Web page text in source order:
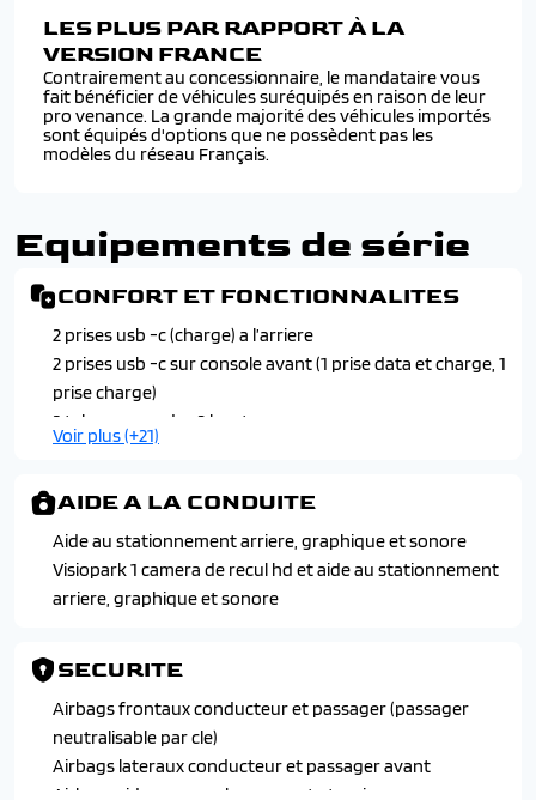
LES PLUS PAR RAPPORT À LA
VERSION FRANCE
Contrairement au concessionnaire, le mandataire vous
fait bénéficier de véhicules suréquipés en raison de leur
pro venance. La grande majorité des véhicules importés
sont équipés d'options que ne possèdent pas les
modèles du réseau Français.
Equipements de série
CONFORT ET FONCTIONNALITES
2 prises usb -c (charge) a l’arriere
2 prises usb -c sur console avant (1 prise data et charge, 1
prise charge)
2 telecommandes 3 boutons
4 poignees de maintien
Banquette arriere avec dossier rabattable 2/3 -1/3 sur
berline
Banquette arriere avec dossier rabattable 40/20/40 sur
sw
Demarrage mains libres
Eclairage d’accueil et d’accompagnement
Eclairage de coffre a lampe
Essuie -vitres avant a declenchement automatique
Frein de stationnement electrique
Voir plus (+21)
AIDE A LA CONDUITE
Aide au stationnement arriere, graphique et sonore
Visiopark 1 camera de recul hd et aide au stationnement
arriere, graphique et sonore
SECURITE
Airbags frontaux conducteur et passager (passager
neutralisable par cle)
Airbags lateraux conducteur et passager avant
Airbags rideaux aux places avant et arriere